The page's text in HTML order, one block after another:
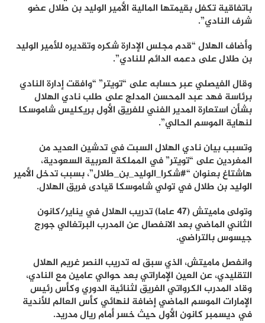
باتفاقية تكفل بقيمتها المالية الأمير الوليد بن طلال عضو
شرف النادي”.
​وأضاف الهلال “قدم مجلس الإدارة شكره وتقديره للأمير الوليد
بن طلال على دعمه الدائم للنادي”.
وقال الفيصلي عبر حسابه على “تويتر” “وافقت إدارة النادي
برئاسة فهد عبد المحسن المدلج على طلب نادي الهلال
بشأن استعارة المدير الفني للفريق الأول بريكليس شاموسكا
لنهاية الموسم الحالي”.
​وتسبب بيان نادي الهلال السبت في تدشين العديد من
المغردين على “تويتر” في المملكة العربية السعودية،
هاشتاغ بعنوان “#شكرا_الوليد_بن_طلال”، بسبب تدخل الأمير
الوليد بن طلال في تولي شاموسكا قيادى فريق الهلال.
وتولى ماميتش (47 عاما) تدريب الهلال في يناير/كانون
الثاني الماضي بعد الانفصال عن المدرب البرتغالي جورج
جيسوس بالتراضي.
وانفصل ماميتش، الذي سبق له تدريب النصر غريم الهلال
التقليدي، عن العين الإماراتي بعد حوالي عامين مع النادي،
وقاد المدرب الكرواتي الفريق لثنائية الدوري وكأس رئيس
الإمارات الموسم الماضي إضافة لنهائي كأس العالم للأندية
في ديسمبر كانون الأول حيث خسر أمام ريال مدريد.